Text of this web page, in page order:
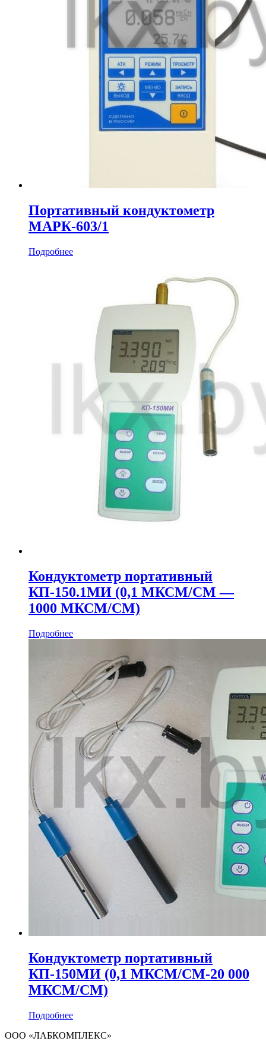
Портативный кондуктометр
МАРК-603/1
Подробнее
Кондуктометр портативный
КП‑150.1МИ (0,1 МКСМ/СМ —
1000 МКСМ/СМ)
Подробнее
Кондуктометр портативный
КП‑150МИ (0,1 МКСМ/СМ-20 000
МКСМ/СМ)
Подробнее
ООО «ЛАБКОМПЛЕКС»